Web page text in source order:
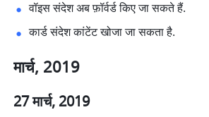
वॉइस संदेश अब फ़ॉर्वर्ड किए जा सकते हैं.
कार्ड संदेश कांटेंट खोजा जा सकता है.
मार्च, 2019
27 मार्च, 2019